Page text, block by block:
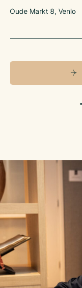
Oude Markt 8, Venlo